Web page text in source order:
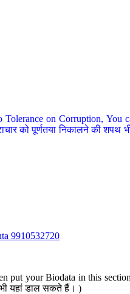
on Corruption, You
को पूर्णतया निकालने की शपथ
9910532720
put your Biodata in this
यहां डाल सकते हैं। )